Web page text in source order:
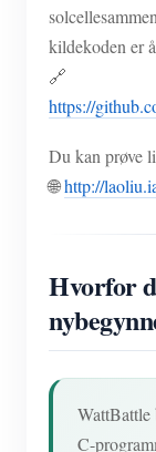
kildekoden er
🔗
https://
Du kan prøve
🌐http://
Hvorfor
WattBattle
C-